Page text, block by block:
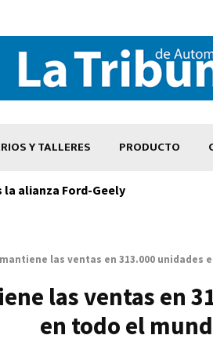
Y TALLERES PRODUCTO
alianza Ford-Geely
las ventas en 313.000 unidades
las ventas en
en todo el